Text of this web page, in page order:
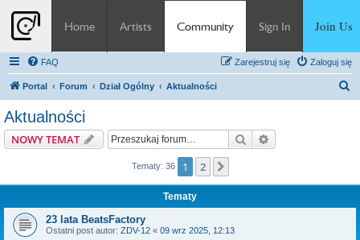
Home Artists Community Sign In Join Us
FAQ Zaloguj się
Zarejestruj się
Portal Forum Dział Ogólny Aktualności
Aktualności
NOWY TEMAT Szukaj
Tematy: 36 1 2
Tematy
23 lata BeatsFactory
Ostatni post autor: ZDV-12 « 09 wrz 2025, 12:13